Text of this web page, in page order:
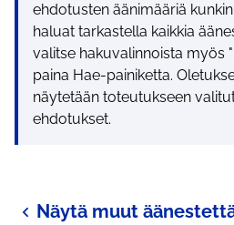
ehdotusten äänimääriä
haluat tarkastella kaikkia
valitse hakuvalinnoista myös
paina Hae-painiketta.
näytetään toteutukseen
ehdotukset.
Näytä muut